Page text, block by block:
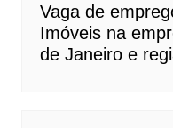
Vaga de
Imóveis na
de Janeiro e